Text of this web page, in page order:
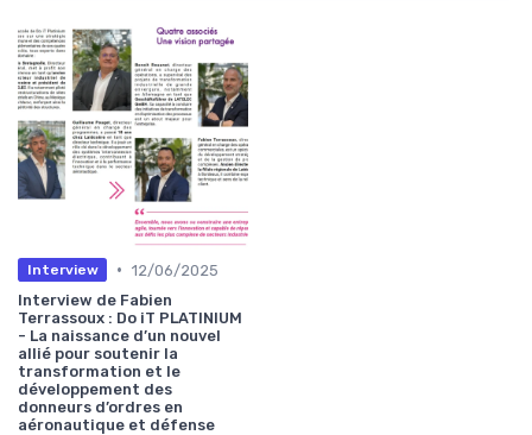
Interview • 12/06/2025
Interview de Fabien
Terrassoux : Do iT PLATINIUM
- La naissance d’un nouvel
allié pour soutenir la
transformation et le
développement des
donneurs d’ordres en
aéronautique et défense